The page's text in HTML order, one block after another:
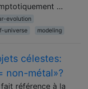
…
evolution
universe modeling
célestes:
non-métal»?
référence à la